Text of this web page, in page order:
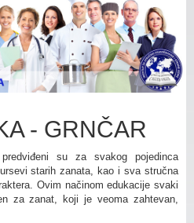
- GRNČAR
predviđeni su za svakog pojedinca
starih zanata, kao i sva stručna
Ovim načinom edukacije svaki
za zanat, koji je veoma zahtevan,